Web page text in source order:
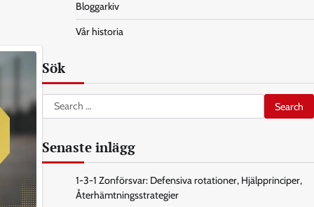
Bloggarkiv
Vår historia
Sök
Search
for:
Senaste inlägg
1-3-1 Zonförsvar: Defensiva rotationer, Hjälpprinciper,
Återhämtningsstrategier